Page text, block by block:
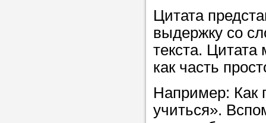
Цитата
выдержку со
текста.
как часть
Например: Как
учиться».